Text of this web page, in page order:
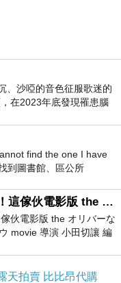
、沙啞的音色征服歌迷的
，在2023年底發現罹患腦
都好」。
find the one I have
到圖書館、區公所
奥莉佛是狗天哪！！這傢伙電影版 the オリバーな犬、 (gosh ) このヤロウ movie
伙電影版 the オリバーな
movie 導演 小田切讓 編
讓
天拍賣 比比昂代購